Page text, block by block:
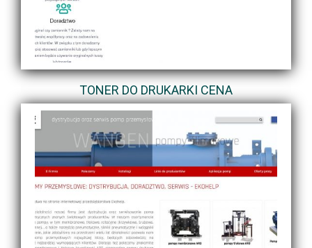
TONER DO DRUKARKI CENA